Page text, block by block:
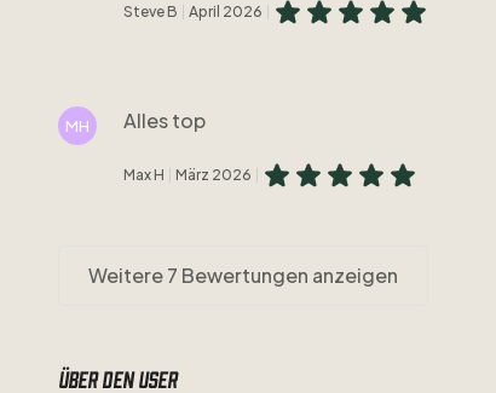
Steve B April 2026
MH Alles top
Max H März 2026
Weitere 7 Bewertungen anzeigen
Über den user